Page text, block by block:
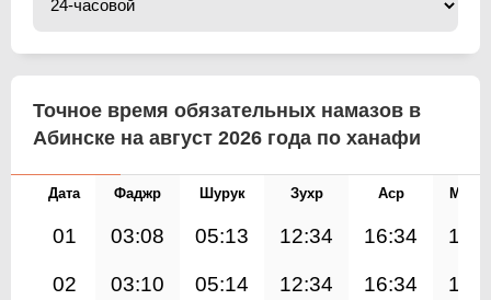
Точное время обязательных намазов в
Абинске на август 2026 года по ханафи
Дата Фаджр Шурук Зухр Аср
01 03:08 05:13 12:34 16:34
02 03:10 05:14 12:34 16:34